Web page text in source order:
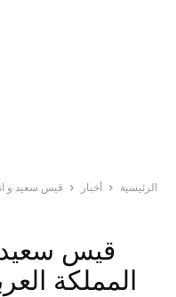
الرئيسية أخبار قيس سعيد و
قيس سعيد
المملكة